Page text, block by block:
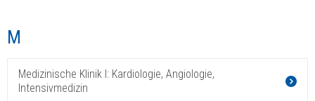
M
Medizinische Klinik I: Kardiologie, Angiologie,
Intensivmedizin